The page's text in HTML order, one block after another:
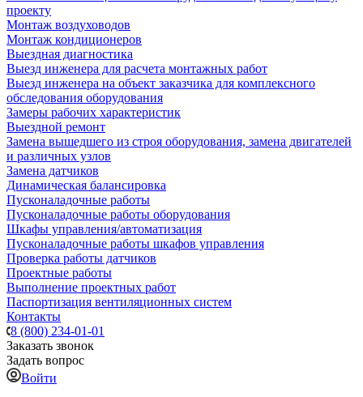
проекту
Монтаж воздуховодов
Монтаж кондиционеров
Выездная диагностика
Выезд инженера для расчета монтажных работ
Выезд инженера на объект заказчика для комплексного
обследования оборудования
Замеры рабочих характеристик
Выездной ремонт
Замена вышедшего из строя оборудования, замена двигателей
и различных узлов
Замена датчиков
Динамическая балансировка
Пусконаладочные работы
Пусконаладочные работы оборудования
Шкафы управления/автоматизация
Пусконаладочные работы шкафов управления
Проверка работы датчиков
Проектные работы
Выполнение проектных работ
Паспортизация вентиляционных систем
Контакты
8 (800) 234-01-01
Заказать звонок
Задать вопрос
Войти